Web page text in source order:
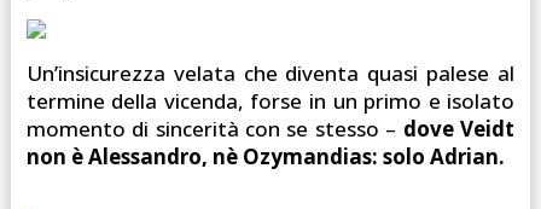
Un’insicurezza velata che diventa quasi palese al
termine della vicenda, forse in un primo e isolato
momento di sincerità con se stesso – dove Veidt
non è Alessandro, nè Ozymandias: solo Adrian.